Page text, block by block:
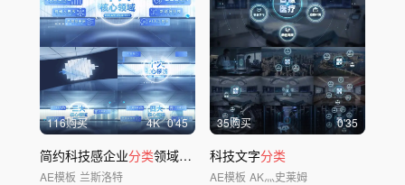
116购买 4K 0'45
简约科技感企业分类领域架构 分支
AE模板 兰斯洛特
35购买 0'35
科技文字分类
AE模板 AK灬史莱姆